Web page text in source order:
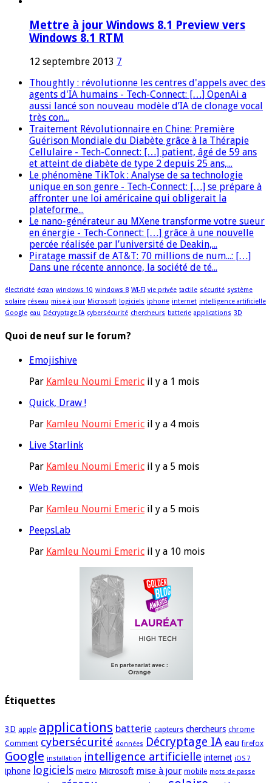
Mettre à jour Windows 8.1 Preview vers
Windows 8.1 RTM
12 septembre 2013 7
Thoughtly : révolutionne les centres d'appels avec des
agents d'IA humains - Tech-Connect: […] OpenAi a
aussi lancé son nouveau modèle d’IA de clonage vocal
très con...
Traitement Révolutionnaire en Chine: Première
Guérison Mondiale du Diabète grâce à la Thérapie
Cellulaire - Tech-Connect: […] patient, âgé de 59 ans
et atteint de diabète de type 2 depuis 25 ans,...
Le phénomène TikTok : Analyse de sa technologie
unique en son genre - Tech-Connect: […] se prépare à
affronter une loi américaine qui obligerait la
plateforme...
Le nano-générateur au MXene transforme votre sueur
en énergie - Tech-Connect: […] grâce à une nouvelle
percée réalisée par l’université de Deakin,...
Piratage massif de AT&T: 70 millions de num...: […]
Dans une récente annonce, la société de té...
électricité écran windows 10 windows 8 WI-FI vie privée tactile sécurité système
solaire réseau mise à jour Microsoft logiciels iphone internet intelligence artificielle
Google eau Décryptage IA cybersécurité chercheurs batterie applications 3D
Quoi de neuf sur le forum?
Emojishive
Par Kamleu Noumi Emeric il y a 1 mois
Quick, Draw !
Par Kamleu Noumi Emeric il y a 4 mois
Live Starlink
Par Kamleu Noumi Emeric il y a 5 mois
Web Rewind
Par Kamleu Noumi Emeric il y a 5 mois
PeepsLab
Par Kamleu Noumi Emeric il y a 10 mois
Étiquettes
3D apple applications batterie capteurs chercheurs chrome
Comment cybersécurité données Décryptage IA eau firefox
Google installation intelligence artificielle internet iOS 7
iphone logiciels metro Microsoft mise à jour mobile mots de passe